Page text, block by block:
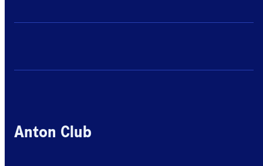
Anton Club